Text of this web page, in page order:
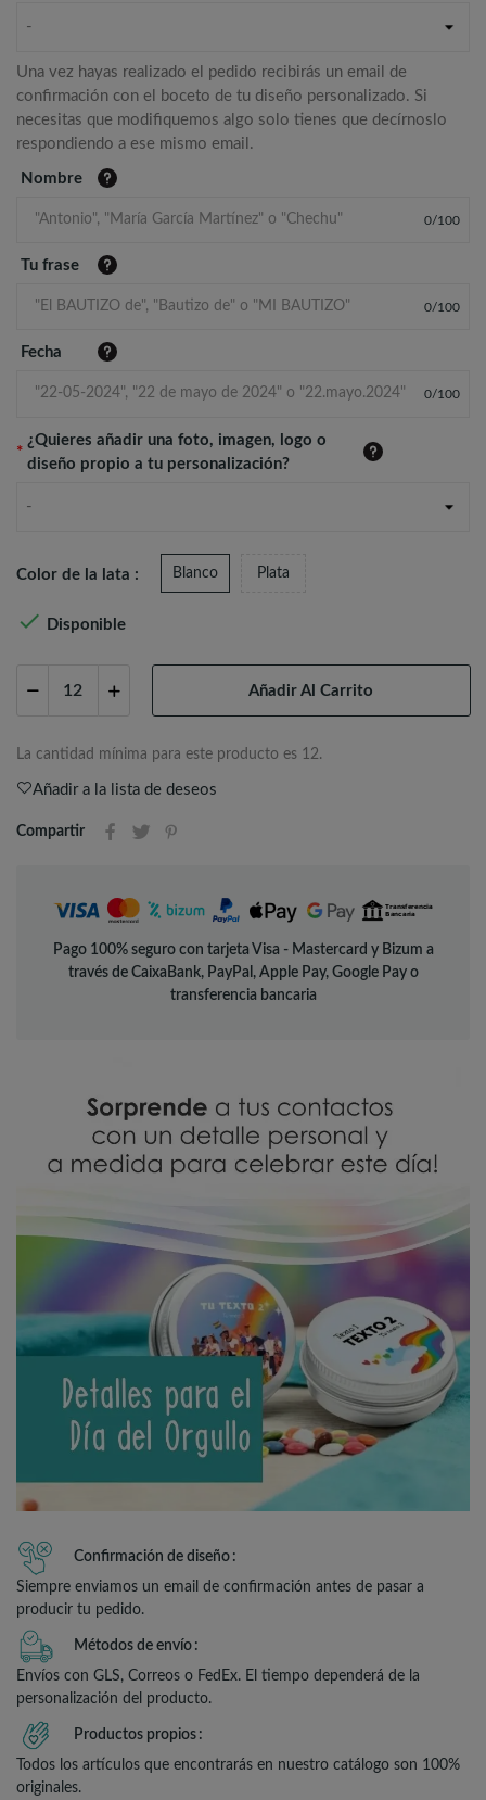
-
Una vez hayas realizado el pedido recibirás un email de
confirmación con el boceto de tu diseño personalizado. Si
necesitas que modifiquemos algo solo tienes que decírnoslo
respondiendo a ese mismo email.
Nombre
0/100
Tu frase
0/100
Fecha
0/100
*
¿Quieres añadir una foto, imagen, logo o
diseño propio a tu personalización?
-
Color de la lata : Blanco Plata
 Disponible
Añadir Al Carrito
La cantidad mínima para este producto es 12.
Añadir a la lista de deseos
Compartir
Pago 100% seguro con tarjeta Visa - Mastercard y Bizum a
través de CaixaBank, PayPal, Apple Pay, Google Pay o
transferencia bancaria
Confirmación de diseño
Siempre enviamos un email de confirmación antes de pasar a
producir tu pedido.
Métodos de envío
Envíos con GLS, Correos o FedEx. El tiempo dependerá de la
personalización del producto.
Productos propios
Todos los artículos que encontrarás en nuestro catálogo son 100%
originales.